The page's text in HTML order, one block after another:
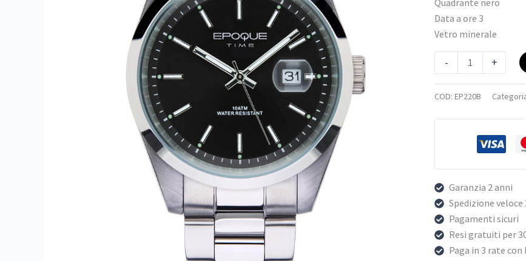
Data a ore 3
Vetro minerale
- +
COD:EP220B
Garanzia 2 anni
Spedizione veloce
Pagamenti sicuri
Resi gratuiti per
Paga in 3 rate con